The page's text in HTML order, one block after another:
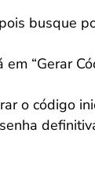
busque
em “Gerar
o código